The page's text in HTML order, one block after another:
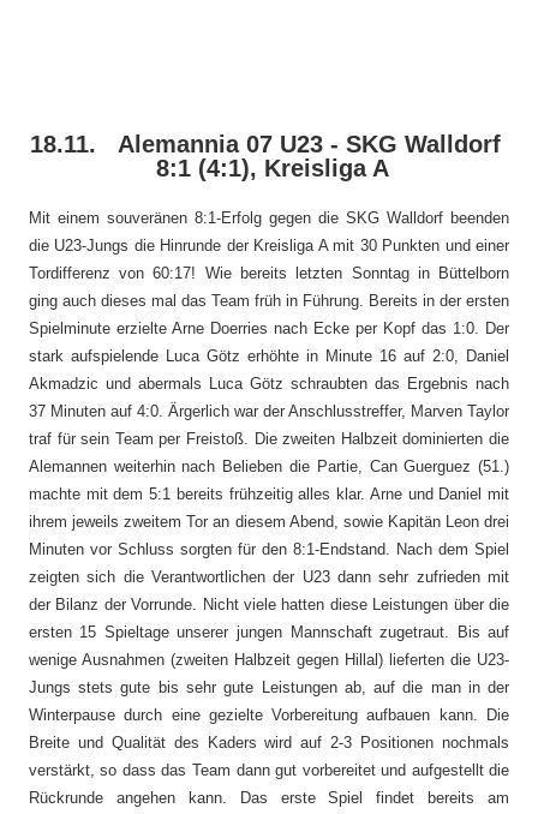
18.11. Alemannia 07 U23 - SKG Walldorf
8:1 (4:1), Kreisliga A
Mit einem souveränen 8:1-Erfolg gegen die SKG Walldorf beenden
die U23-Jungs die Hinrunde der Kreisliga A mit 30 Punkten und einer
Tordifferenz von 60:17! Wie bereits letzten Sonntag in Büttelborn
ging auch dieses mal das Team früh in Führung. Bereits in der ersten
Spielminute erzielte Arne Doerries nach Ecke per Kopf das 1:0. Der
stark aufspielende Luca Götz erhöhte in Minute 16 auf 2:0, Daniel
Akmadzic und abermals Luca Götz schraubten das Ergebnis nach
37 Minuten auf 4:0. Ärgerlich war der Anschlusstreffer, Marven Taylor
traf für sein Team per Freistoß. Die zweiten Halbzeit dominierten die
Alemannen weiterhin nach Belieben die Partie, Can Guerguez (51.)
machte mit dem 5:1 bereits frühzeitig alles klar. Arne und Daniel mit
ihrem jeweils zweitem Tor an diesem Abend, sowie Kapitän Leon drei
Minuten vor Schluss sorgten für den 8:1-Endstand. Nach dem Spiel
zeigten sich die Verantwortlichen der U23 dann sehr zufrieden mit
der Bilanz der Vorrunde. Nicht viele hatten diese Leistungen über die
ersten 15 Spieltage unserer jungen Mannschaft zugetraut. Bis auf
wenige Ausnahmen (zweiten Halbzeit gegen Hillal) lieferten die U23-
Jungs stets gute bis sehr gute Leistungen ab, auf die man in der
Winterpause durch eine gezielte Vorbereitung aufbauen kann. Die
Breite und Qualität des Kaders wird auf 2-3 Positionen nochmals
verstärkt, so dass das Team dann gut vorbereitet und aufgestellt die
Rückrunde angehen kann. Das erste Spiel findet bereits am